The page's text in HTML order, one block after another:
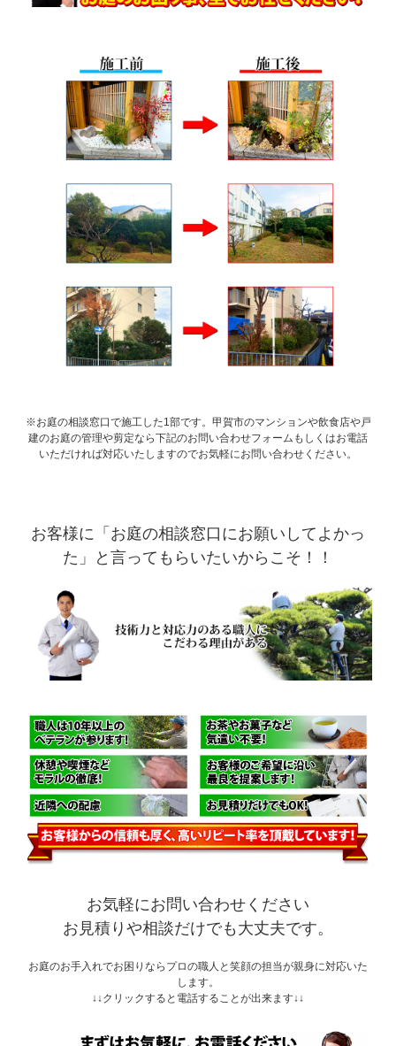
※お庭の相談窓口で施工した1部です。甲賀市のマンションや飲食店や戸
建のお庭の管理や剪定なら下記のお問い合わせフォームもしくはお電話
いただければ対応いたしますのでお気軽にお問い合わせください。
お客様に「お庭の相談窓口にお願いしてよかっ
た」と言ってもらいたいからこそ！！
お気軽にお問い合わせください
お見積りや相談だけでも大丈夫です。
お庭のお手入れでお困りならプロの職人と笑顔の担当が親身に対応いた
します。
↓↓クリックすると電話することが出来ます↓↓